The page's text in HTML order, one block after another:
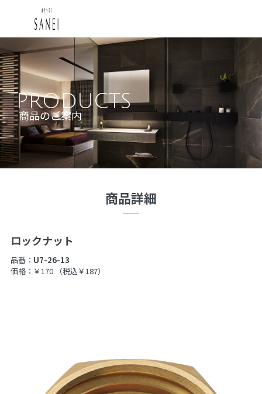
PRODUCTS
商品のご案内
商品詳細
ロックナット
品番： U7-26-13
価格：￥170
（税込￥187）